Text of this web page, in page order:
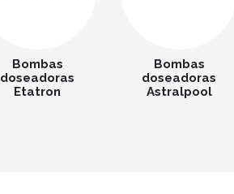
Bombas
doseadoras
Etatron
Bombas
doseadoras
Astralpool